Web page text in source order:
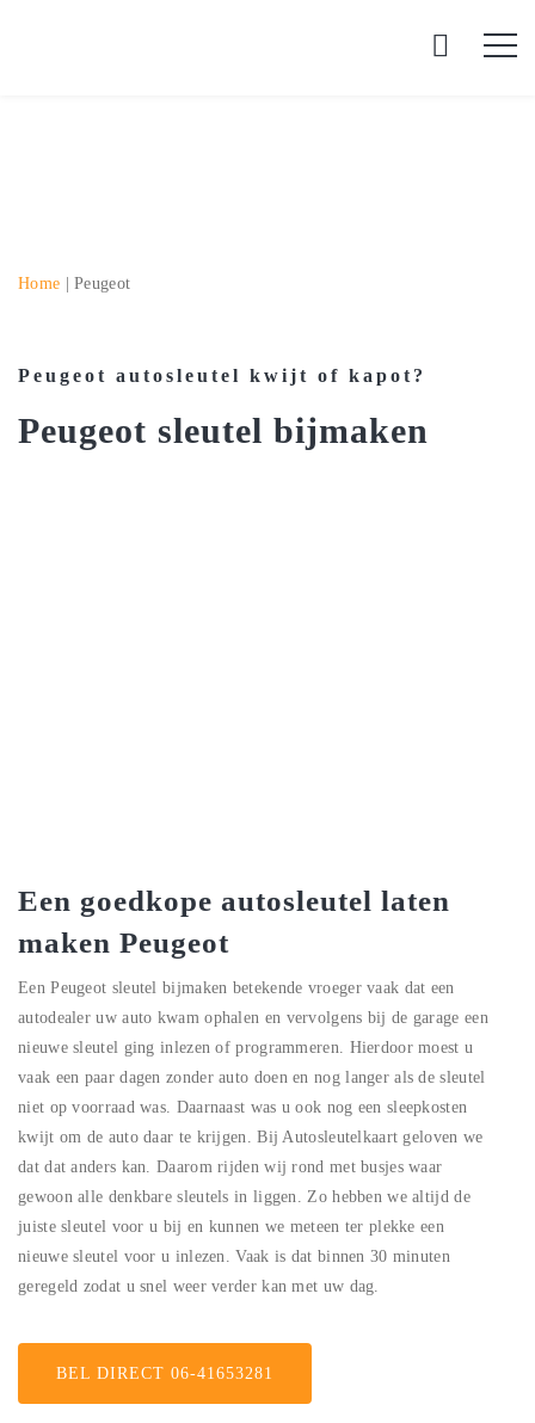
Home |Peugeot
Peugeot autosleutel kwijt of kapot?
Peugeot sleutel bijmaken
Een goedkope autosleutel laten
maken Peugeot
Een Peugeot sleutel bijmaken betekende vroeger vaak dat een
autodealer uw auto kwam ophalen en vervolgens bij de garage een
nieuwe sleutel ging inlezen of programmeren. Hierdoor moest u
vaak een paar dagen zonder auto doen en nog langer als de sleutel
niet op voorraad was. Daarnaast was u ook nog een sleepkosten
kwijt om de auto daar te krijgen. Bij Autosleutelkaart geloven we
dat dat anders kan. Daarom rijden wij rond met busjes waar
gewoon alle denkbare sleutels in liggen. Zo hebben we altijd de
juiste sleutel voor u bij en kunnen we meteen ter plekke een
nieuwe sleutel voor u inlezen. Vaak is dat binnen 30 minuten
geregeld zodat u snel weer verder kan met uw dag.
BEL DIRECT 06-41653281